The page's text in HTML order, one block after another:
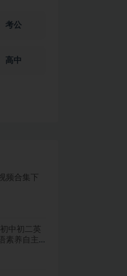
考公
高中
频合集下
中初二英
素养自主